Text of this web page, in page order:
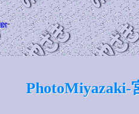
-
PhotoMiyazaki-